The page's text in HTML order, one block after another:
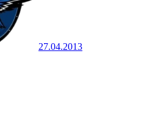
27.04.2013